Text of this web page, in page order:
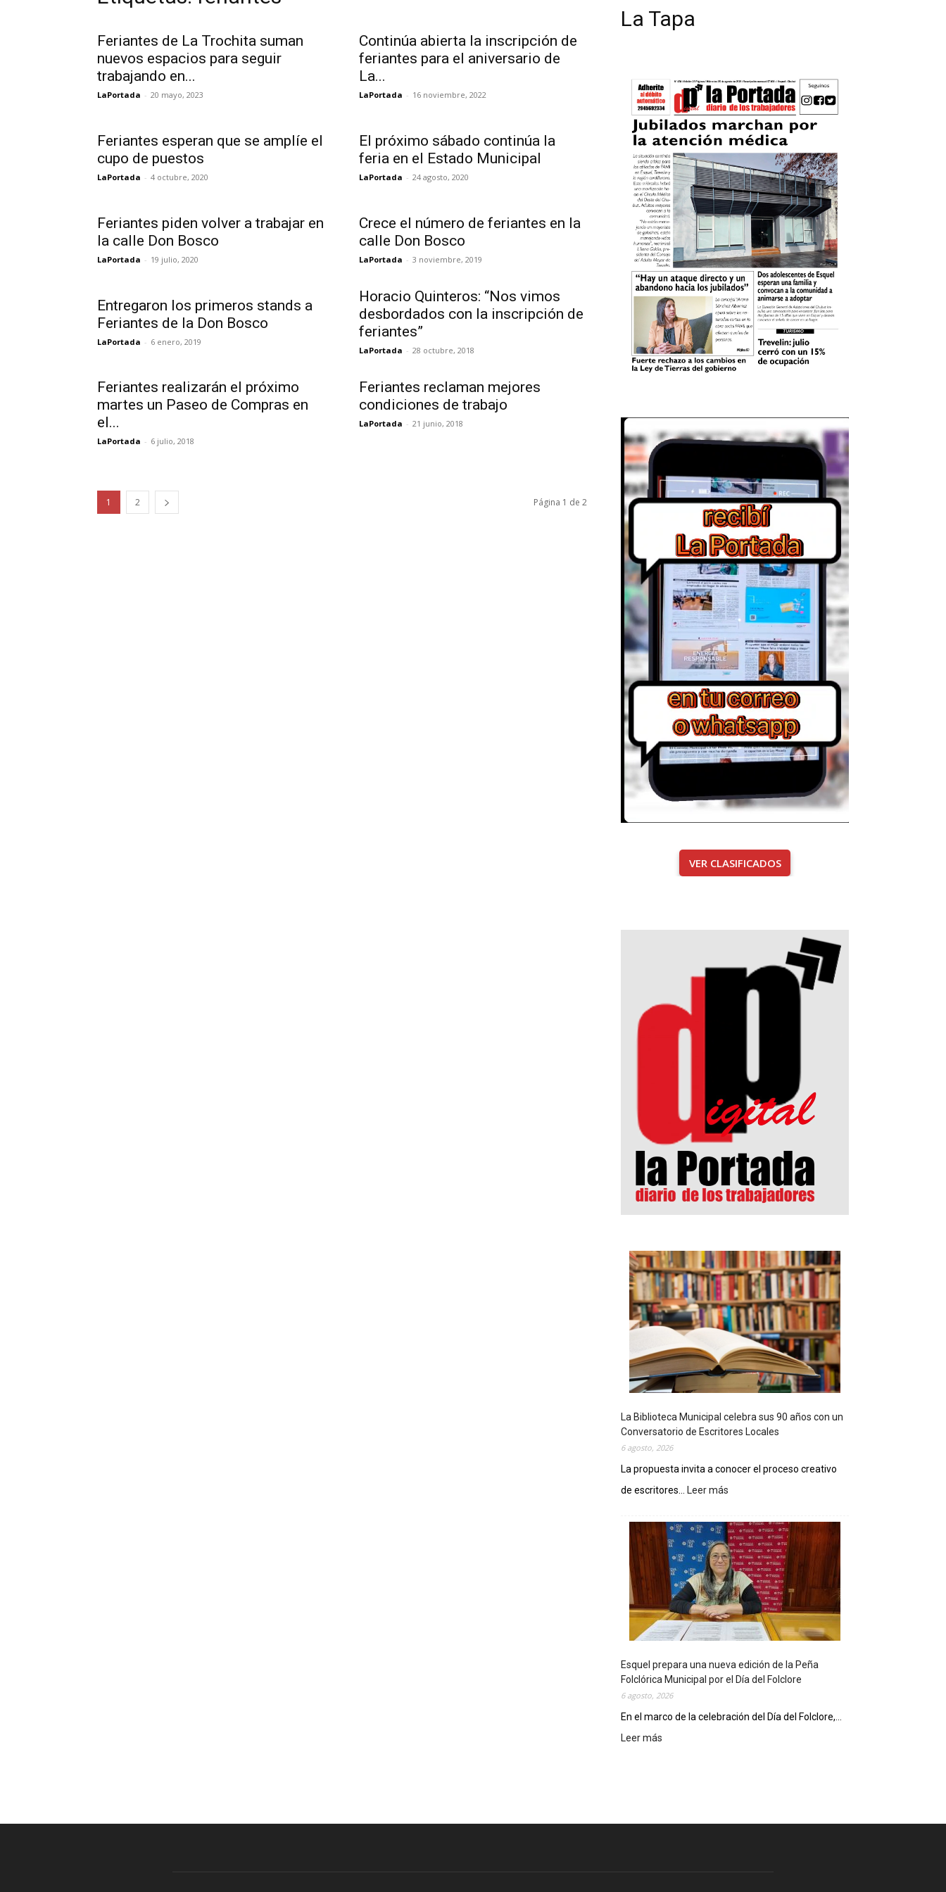
Feriantes de La Trochita suman
nuevos espacios para seguir
trabajando en...
LaPortada - 20 mayo, 2023
Continúa abierta la inscripción de
feriantes para el aniversario de
La...
LaPortada - 16 noviembre, 2022
Feriantes esperan que se amplíe el
cupo de puestos
LaPortada - 4 octubre, 2020
El próximo sábado continúa la
feria en el Estado Municipal
LaPortada - 24 agosto, 2020
Feriantes piden volver a trabajar en
la calle Don Bosco
LaPortada - 19 julio, 2020
Crece el número de feriantes en la
calle Don Bosco
LaPortada - 3 noviembre, 2019
Entregaron los primeros stands a
Feriantes de la Don Bosco
LaPortada - 6 enero, 2019
Horacio Quinteros: “Nos vimos
desbordados con la inscripción de
feriantes”
LaPortada - 28 octubre, 2018
Feriantes realizarán el próximo
martes un Paseo de Compras en
el...
LaPortada - 6 julio, 2018
Feriantes reclaman mejores
condiciones de trabajo
LaPortada - 21 junio, 2018
1 2 Página 1 de 2
La Tapa
VER CLASIFICADOS
La Biblioteca Municipal celebra sus 90 años con un
Conversatorio de Escritores Locales
6 agosto, 2026
La propuesta invita a conocer el proceso creativo
de escritores...
Leer más
a
B
i
b
l
i
o
t
e
a
M
Esquel prepara una nueva edición de la Peña
Folclórica Municipal por el Día del Folclore
6 agosto, 2026
En el marco de la celebración del Día del Folclore,...
Leer más
l